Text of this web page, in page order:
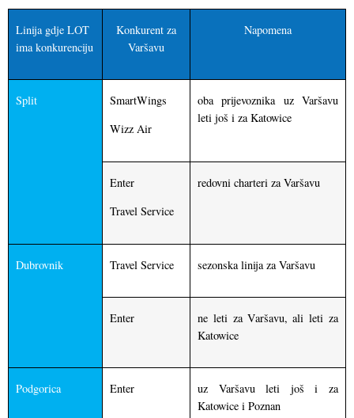
Linija gdje LOT
ima konkurenciju
Konkurent za
Varšavu
Napomena
Split
SmartWings
Wizz Air
oba prijevoznika uz Varšavu
leti još i za Katowice
Enter
Travel Service
redovni charteri za Varšavu
Dubrovnik Travel Service sezonska linija za Varšavu
Enter
ne leti za Varšavu, ali leti za
Katowice
Podgorica Enter
uz Varšavu leti još i za
Katowice i Poznan